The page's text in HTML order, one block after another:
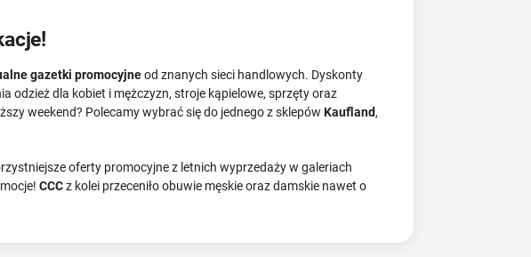
gazetki promocyjneod znanych sieci handlowych. Dyskonty
odzież dla kobiet i mężczyzn, stroje kąpielowe, sprzęty oraz
weekend? Polecamy wybrać się do jednego z sklepówKaufland,
oferty promocyjne z letnich wyprzedaży w galeriach
CCCz kolei przeceniło obuwie męskie oraz damskie nawet o